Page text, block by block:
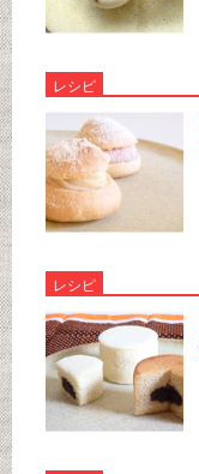
レシピ
レシピ